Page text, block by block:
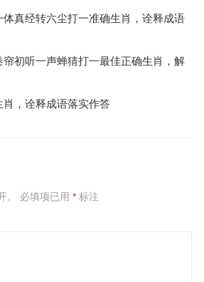
真经转六尘打一准确生肖，诠释成语
初听一声蝉猜打一最佳正确生肖，解
，诠释成语落实作答
必填项已用 *标注